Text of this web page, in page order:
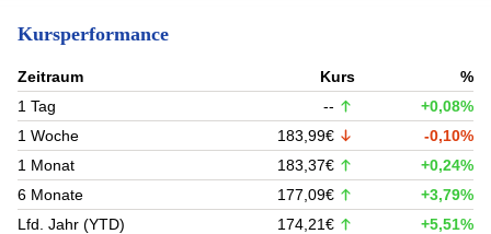
Kursperformance
Zeitraum Kurs
%
1 Tag
--
+0,08%
1 Woche
183,99€
-0,10%
1 Monat
183,37€
+0,24%
6 Monate
177,09€
+3,79%
Lfd. Jahr (YTD)
174,21€
+5,51%